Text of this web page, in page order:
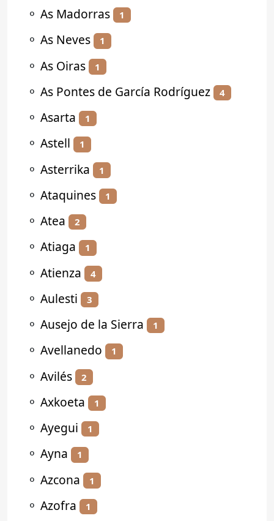
⚬ As Madorras 1
⚬ As Neves 1
⚬ As Oiras 1
⚬ As Pontes de García Rodríguez 4
⚬ Asarta 1
⚬ Astell 1
⚬ Asterrika 1
⚬ Ataquines 1
⚬ Atea 2
⚬ Atiaga 1
⚬ Atienza 4
⚬ Aulesti 3
⚬ Ausejo de la Sierra 1
⚬ Avellanedo 1
⚬ Avilés 2
⚬ Axkoeta 1
⚬ Ayegui 1
⚬ Ayna 1
⚬ Azcona 1
⚬ Azofra 1